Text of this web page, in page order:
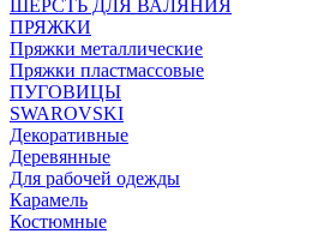
ШЕРСТЬ ДЛЯ ВАЛЯНИЯ
ПРЯЖКИ
Пряжки металлические
Пряжки пластмассовые
ПУГОВИЦЫ
SWAROVSKI
Декоративные
Деревянные
Для рабочей одежды
Карамель
Костюмные